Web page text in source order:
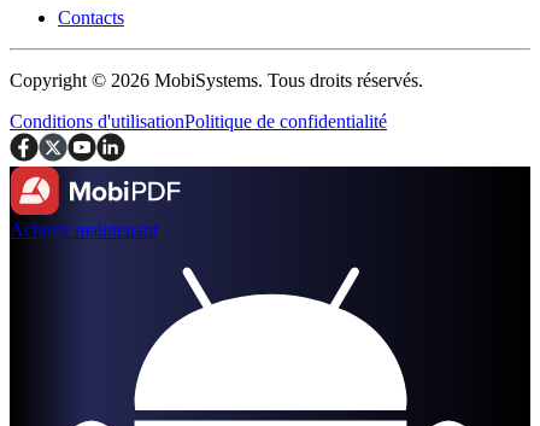
Contacts
Copyright © 2026 MobiSystems. Tous droits réservés.
Conditions d'utilisationPolitique de confidentialité
Acheter maintenant